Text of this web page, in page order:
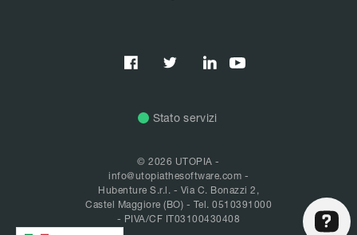
  
Stato servizi
© 2026 UTOPIA -
info@utopiathesoftware.com -
Hubenture S.r.l. - Via C. Bonazzi 2,
Castel Maggiore (BO) - Tel. 0510391000
- PIVA/CF IT03100430408